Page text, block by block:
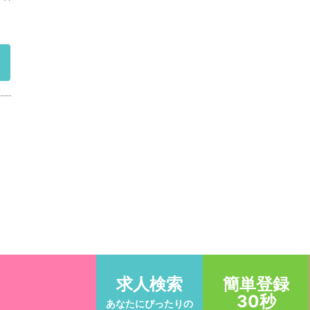
求人検索
あなたにぴったりの
簡単登録
30秒